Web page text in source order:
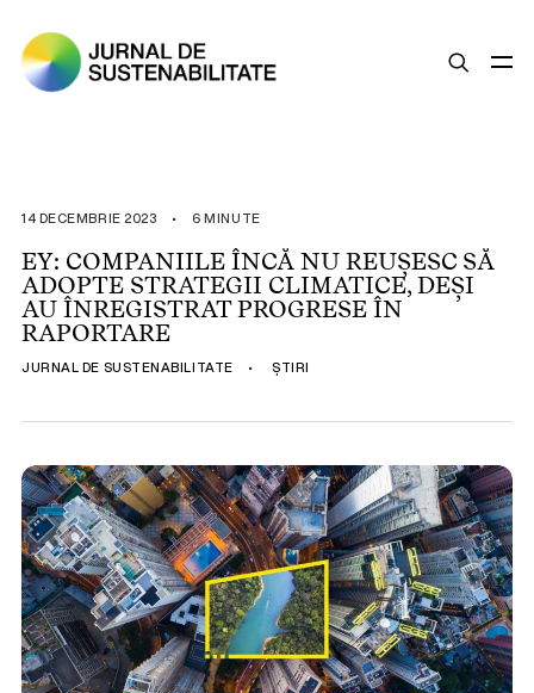
ȘTIRI
OPINII
ESG
LEGISLAȚIE
BUNE PRACTICI
14 DECEMBRIE 2023 • 6 MINUTE
EY: COMPANIILE ÎNCĂ NU REUȘESC SĂ
ADOPTE STRATEGII CLIMATICE, DEȘI
AU ÎNREGISTRAT PROGRESE ÎN
RAPORTARE
JURNAL DE SUSTENABILITATE • ȘTIRI